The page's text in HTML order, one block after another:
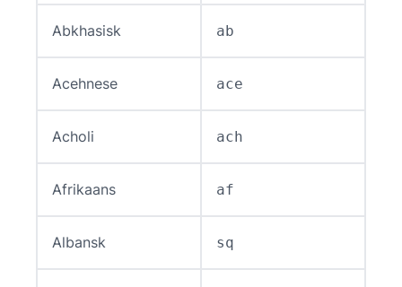
Abkhasisk ab
Acehnese ace
Acholi ach
Afrikaans af
Albansk sq